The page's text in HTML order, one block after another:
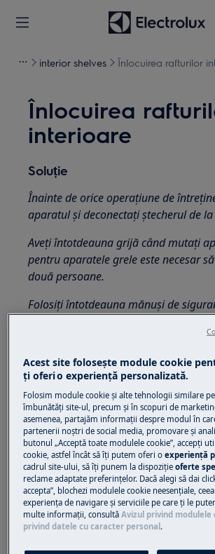
interior shelves Înlocuirea rafturilor
Înlocuirea
interioare
Soluție
Înainte de orice operațiune de
aparatul și deconectați ștecherul de la
Aveți întotdeauna grijă când mutați
pentru aparatele grele este necesar
două persoane.
Folosiți întotdeauna mănuși de
neprofesională poate avea consecințe
dacă nu este efectuată corect
Interior rafturideînlocuire
Există diferite tipuri de rafturi, iar
imaginile oferă suport pentru
raftului și a procesului de înlocuire
corespondentului.
Rafturi mobile
Pereții frigiderului sunt echipați
Acest site folosește module cookie
ţi oferi o experienţă personalizată.
Folosim module cookie și alte tehnologii similare
îmbunătăţi site-ul, precum și în scopuri de
asemenea, partajăm informaţii despre modul în
partenerii noștri de social media, promovare și
butonul „Acceptă toate modulele cookie”, accepţi
cookie, astfel încât să îţi putem oferi oexperienţă
cadrul site-ului, să îţi punem la dispoziţieoferte
reclame adaptate preferinţelor. Dacă alegi să dai
accepta”, blochezi modulele cookie neesenţiale,
experienţa de navigare și serviciile pe care ţi le
multe informaţii, consultăAvizul privind modulele
privind datele cu caracter personal .